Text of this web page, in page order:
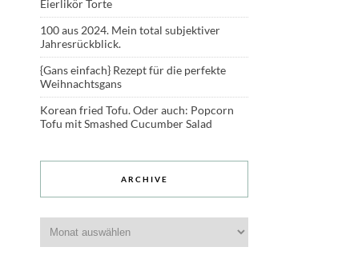
Eierlikör Torte
100 aus 2024. Mein total subjektiver
Jahresrückblick.
{Gans einfach} Rezept für die perfekte
Weihnachtsgans
Korean fried Tofu. Oder auch: Popcorn
Tofu mit Smashed Cucumber Salad
ARCHIVE